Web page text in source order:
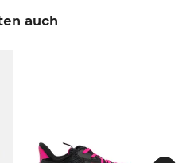
auch